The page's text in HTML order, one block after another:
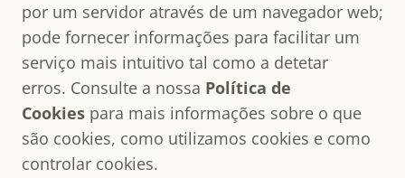
por um servidor através de um navegador web;
pode fornecer informações para facilitar um
serviço mais intuitivo tal como a detetar
erros. Consulte a nossa Política de
Cookies para mais informações sobre o que
são cookies, como utilizamos cookies e como
controlar cookies.